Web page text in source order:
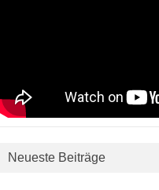
Neueste Beiträge